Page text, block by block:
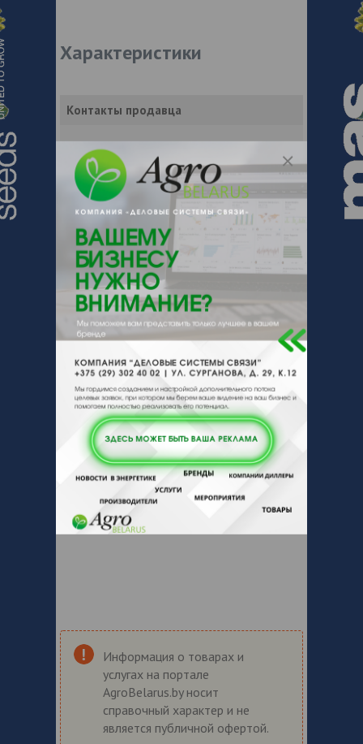
Характеристики
Контакты продавца
Оставьте электронный заказ с помощью
кнопки "Заказать" и мы подберем для
Вас подходящую компанию
поставщика.
Информация о товарах и
услугах на портале
AgroBelarus.by носит
справочный характер и не
является публичной офертой.